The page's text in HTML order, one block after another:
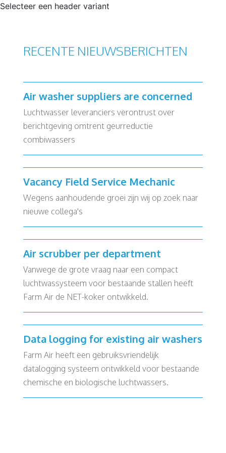
Selecteer een header variant
RECENTE NIEUWSBERICHTEN
Air washer suppliers are concerned
Luchtwasser leveranciers verontrust over
berichtgeving omtrent geurreductie
combiwassers
Vacancy Field Service Mechanic
Wegens aanhoudende groei zijn wij op zoek naar
nieuwe collega's
Air scrubber per department
Vanwege de grote vraag naar een compact
luchtwassysteem voor bestaande stallen heeft
Farm Air de NET-koker ontwikkeld.
Data logging for existing air washers
Farm Air heeft een gebruiksvriendelijk
datalogging systeem ontwikkeld voor bestaande
chemische en biologische luchtwassers.